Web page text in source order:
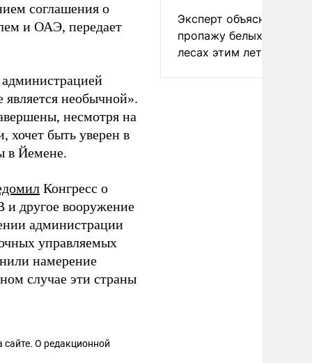
соглашения о
и ОАЭ, передает
необычной».
несмотря на
хочет быть уверен в
в Йемене.
Конгресс о
и другое вооружение
администрации
управляемых
намерение
случае эти страны
сайте. О редакционной
Эксперт объяснил
пропажу белых грибов
лесах этим летом